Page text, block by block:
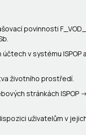
povinnosti
v systému ISPOP
životního prostředí.
stránkách ISPOP ->
uživatelům v